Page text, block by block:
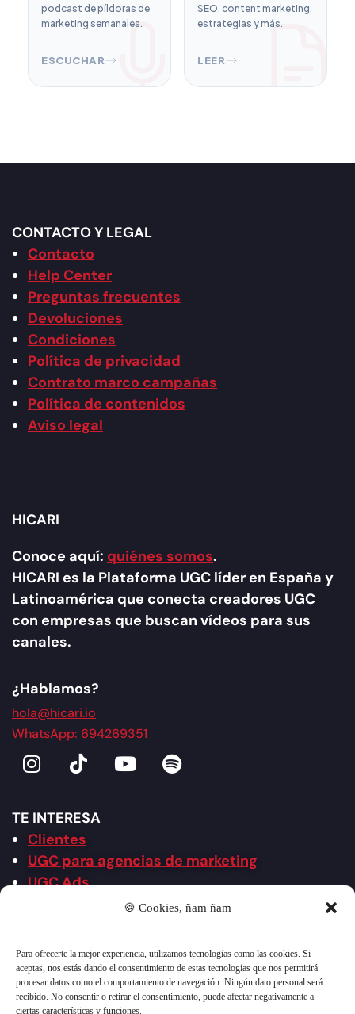
🍪 Cookies, ñam ñam
Para ofrecerte la mejor experiencia, utilizamos tecnologías como las cookies. Si
aceptas, nos estás dando el consentimiento de estas tecnologías que nos permitirá
procesar datos como el comportamiento de navegación. Ningún dato personal será
recibido. No consentir o retirar el consentimiento, puede afectar negativamente a
ciertas características y funciones.
podcast de píldoras de
marketing semanales.
ESCUCHAR
SEO, content marketing,
estrategias y más.
LEER
HICARI
Conoce aquí: quiénes somos.
HICARI es la Plataforma UGC líder en España y
Latinoamérica que conecta creadores UGC
con empresas que buscan vídeos para sus
canales.
¿Hablamos?
hola@hicari.io
WhatsApp: 694269351
TE INTERESA
Clientes
UGC para agencias de marketing
UGC Ads
UGC 2.0 Creativo
Agencia de redes sociales
Vídeos por industria
Vídeos por formato
CONTACTO Y LEGAL
Contacto
Help Center
Preguntas frecuentes
Devoluciones
Condiciones
Política de privacidad
Contrato marco campañas
Política de contenidos
Aviso legal